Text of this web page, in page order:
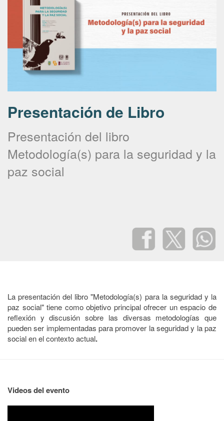
Presentación de Libro
Presentación del libro
Metodología(s) para la seguridad y la
paz social
La presentación del libro "Metodología(s) para la seguridad y la
paz social" tiene como objetivo principal ofrecer un espacio de
reflexión y discusión sobre las diversas metodologías que
pueden ser implementadas para promover la seguridad y la paz
social en el contexto actual.
Videos del evento